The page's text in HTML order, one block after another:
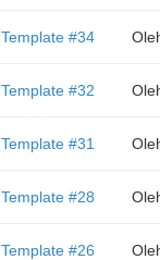
Template #34
Template #32
Template #31
Template #28
Template #26